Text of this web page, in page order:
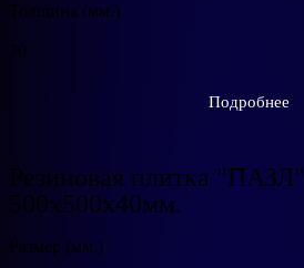
Толщина (мм.)
20
Подробнее
Резиновая плитка "ПАЗЛ"
500x500х40мм.
Размер (мм.)